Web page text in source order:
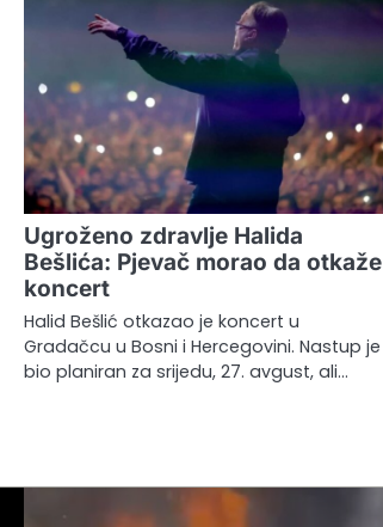
Ugroženo zdravlje Halida
Bešlića: Pjevač morao da otkaže
koncert
Halid Bešlić otkazao je koncert u
Gradačcu u Bosni i Hercegovini. Nastup je
bio planiran za srijedu, 27. avgust, ali…